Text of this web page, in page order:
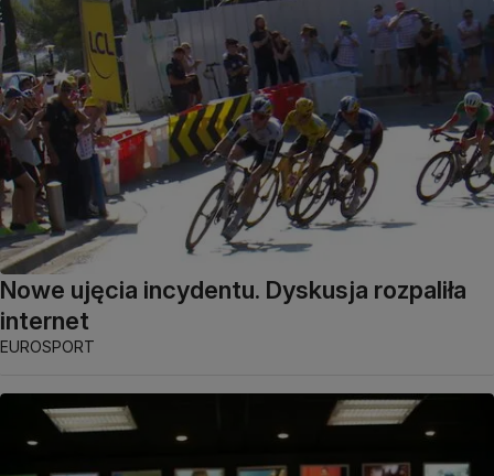
Nowe ujęcia incydentu. Dyskusja rozpaliła
internet
EUROSPORT